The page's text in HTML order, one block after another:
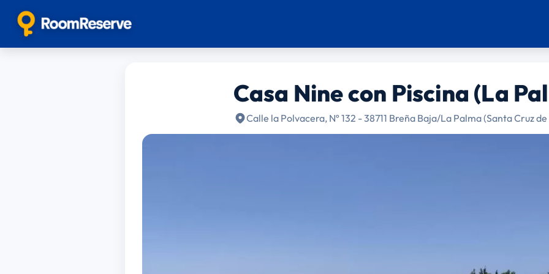
Casa Nine con Piscina (La
Calle la Polvacera, Nº 132 - 38711 Breña Baja/La Palma (Santa Cruz